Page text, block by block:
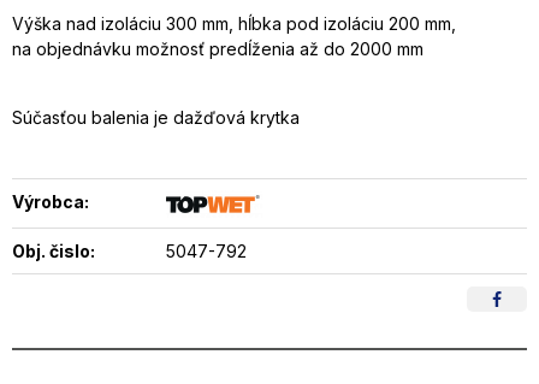
Výška nad izoláciu 300 mm, hĺbka pod izoláciu 200 mm,
na objednávku možnosť predĺženia až do 2000 mm
Súčasťou balenia je dažďová krytka
Výrobca:
Obj. čislo: 5047-792